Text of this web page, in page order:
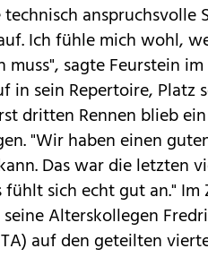
technisch anspruchsvolle
Ich fühle mich wohl,
muss", sagte Feurstein
in sein Repertoire, Platz
dritten Rennen blieb
"Wir haben einen
Das war die letzten
fühlt sich echt gut an."
Alterskollegen
auf den geteilten